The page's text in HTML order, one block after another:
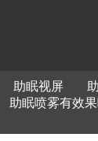
助眠视屏
助眠喷雾有效